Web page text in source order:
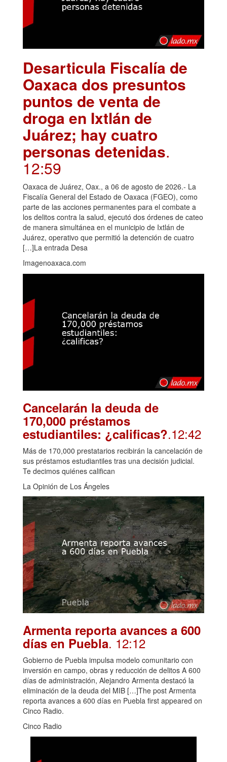
Desarticula Fiscalía de
Oaxaca dos presuntos
puntos de venta de
droga en Ixtlán de
Juárez; hay cuatro
personas detenidas.
12:59
Oaxaca de Juárez, Oax., a 06 de agosto de 2026.- La
Fiscalía General del Estado de Oaxaca (FGEO), como
parte de las acciones permanentes para el combate a
los delitos contra la salud, ejecutó dos órdenes de cateo
de manera simultánea en el municipio de Ixtlán de
Juárez, operativo que permitió la detención de cuatro
[…]La entrada Desa
Imagenoaxaca.com
Cancelarán la deuda de
170,000 préstamos
estudiantiles: ¿calificas?.12:42
Más de 170,000 prestatarios recibirán la cancelación de
sus préstamos estudiantiles tras una decisión judicial.
Te decimos quiénes califican
La Opinión de Los Ángeles
Armenta reporta avances a 600
días en Puebla. 12:12
Gobierno de Puebla impulsa modelo comunitario con
inversión en campo, obras y reducción de delitos A 600
días de administración, Alejandro Armenta destacó la
eliminación de la deuda del MIB […]The post Armenta
reporta avances a 600 días en Puebla first appeared on
Cinco Radio.
Cinco Radio